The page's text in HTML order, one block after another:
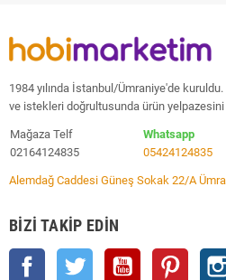
1984 yılında İstanbul/Ümraniye'de
ve istekleri doğrultusunda ürün
Mağaza Telf
02164124835
Whatsapp
05424124835
Alemdağ Caddesi Güneş Sokak 22/A
BIZI TAKIP EDIN
Facebook Twitter YouTube